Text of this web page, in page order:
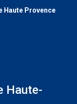
Haute Provence
Haute-